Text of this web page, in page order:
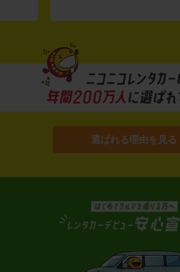
選ばれる理由を見る